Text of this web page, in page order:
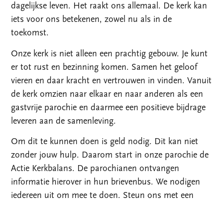
dagelijkse leven. Het raakt ons allemaal. De kerk kan
iets voor ons betekenen, zowel nu als in de
toekomst.
Onze kerk is niet alleen een prachtig gebouw. Je kunt
er tot rust en bezinning komen. Samen het geloof
vieren en daar kracht en vertrouwen in vinden. Vanuit
de kerk omzien naar elkaar en naar anderen als een
gastvrije parochie en daarmee een positieve bijdrage
leveren aan de samenleving.
Om dit te kunnen doen is geld nodig. Dit kan niet
zonder jouw hulp. Daarom start in onze parochie de
Actie Kerkbalans. De parochianen ontvangen
informatie hierover in hun brievenbus. We nodigen
iedereen uit om mee te doen. Steun ons met een